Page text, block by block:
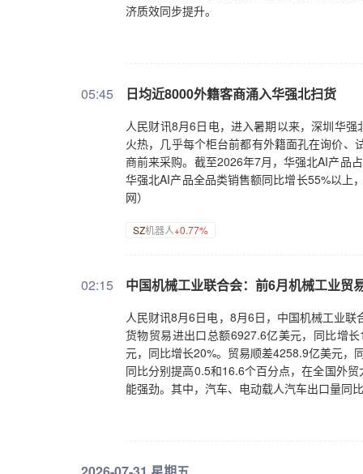
济质效同步提升。
05:45 日均近8000外籍客商涌入华强北扫货
人民财讯8月6日电，进入暑期以来，深圳华
火热，几乎每个柜台前都有外籍面孔在询价
商前来采购。截至2026年7月，华强北AI产品
华强北AI产品全品类销售额同比增长55%以上
网）
SZ机器人+0.77%
02:15 中国机械工业联合会：前6月机械工业贸
人民财讯8月6日电，8月6日，中国机械工业
货物贸易进出口总额6927.6亿美元，同比增
元，同比增长20%。贸易顺差4258.9亿美元，
同比分别提高0.5和16.6个百分点，在全国外
能强劲。其中，汽车、电动载人汽车出口量同